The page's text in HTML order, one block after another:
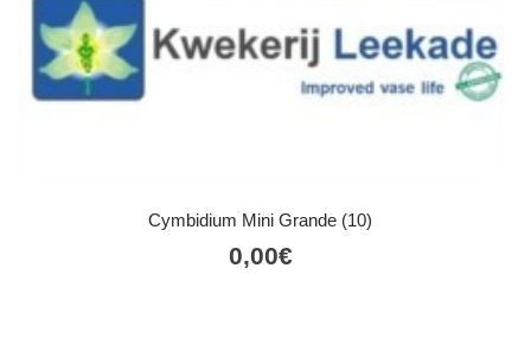
Cymbidium Mini Grande (10)
0,00€